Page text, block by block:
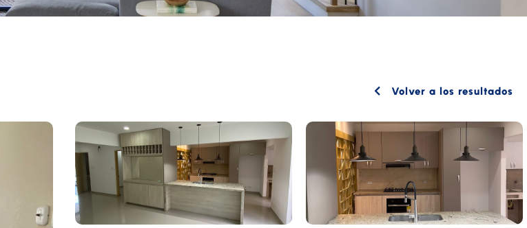
Volver a los resultados